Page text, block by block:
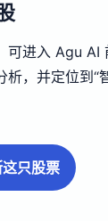
可进入 Agu AI
析，并定位到“
只股票